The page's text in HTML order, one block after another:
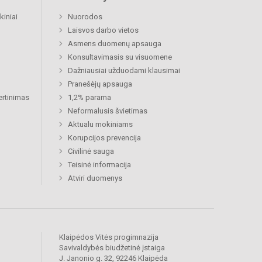
Nuorodos
Laisvos darbo vietos
Asmens duomenų apsauga
Konsultavimasis su visuomene
Dažniausiai užduodami klausimai
Pranešėjų apsauga
1,2% parama
Neformalusis švietimas
Aktualu mokiniams
Korupcijos prevencija
Civilinė sauga
Teisinė informacija
Atviri duomenys
Klaipėdos Vitės progimnazija
Savivaldybės biudžetinė įstaiga
J. Janonio g. 32, 92246 Klaipėda